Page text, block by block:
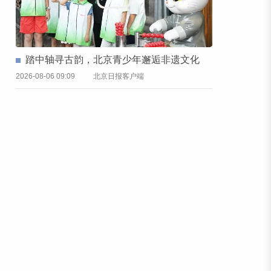
踏中轴寻古韵，北京青少年邂逅非遗文化
2026-08-06 09:09 北京日报客户端